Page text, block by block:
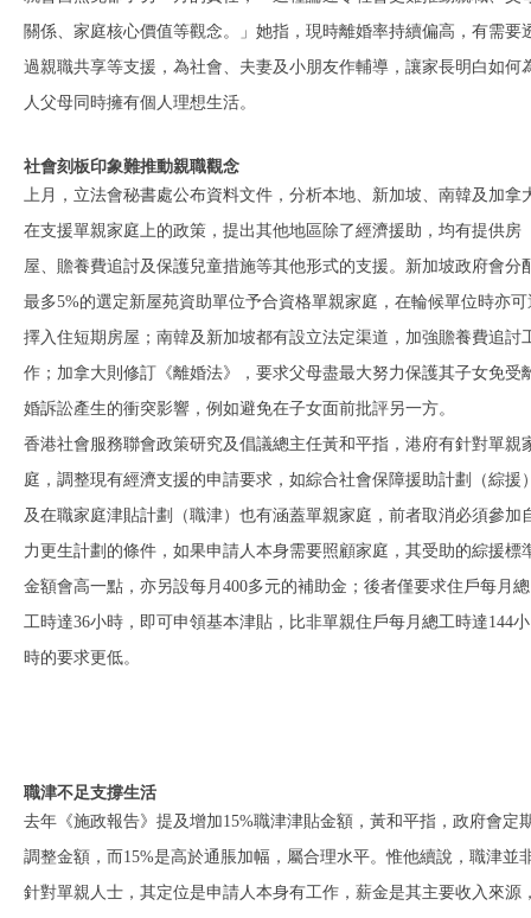
關係、家庭核心價值等觀念。」她指，現時離婚率持續偏高，有需要
過親職共享等支援，為社會、夫妻及小朋友作輔導，讓家長明白如何
人父母同時擁有個人理想生活。
社會刻板印象難推動親職觀念
上月，立法會秘書處公布資料文件，分析本地、新加坡、南韓及加拿
在支援單親家庭上的政策，提出其他地區除了經濟援助，均有提供房
屋、贍養費追討及保護兒童措施等其他形式的支援。新加坡政府會分
最多5%的選定新屋苑資助單位予合資格單親家庭，在輪候單位時亦可
擇入住短期房屋；南韓及新加坡都有設立法定渠道，加強贍養費追討
作；加拿大則修訂《離婚法》，要求父母盡最大努力保護其子女免受
婚訴訟產生的衝突影響，例如避免在子女面前批評另一方。
香港社會服務聯會政策研究及倡議總主任黃和平指，港府有針對單親
庭，調整現有經濟支援的申請要求，如綜合社會保障援助計劃（綜援
及在職家庭津貼計劃（職津）也有涵蓋單親家庭，前者取消必須參加
力更生計劃的條件，如果申請人本身需要照顧家庭，其受助的綜援標
金額會高一點，亦另設每月400多元的補助金；後者僅要求住戶每月總
工時達36小時，即可申領基本津貼，比非單親住戶每月總工時達144小
時的要求更低。
職津不足支撐生活
去年《施政報告》提及增加15%職津津貼金額，黃和平指，政府會定
調整金額，而15%是高於通脹加幅，屬合理水平。惟他續說，職津並
針對單親人士，其定位是申請人本身有工作，薪金是其主要收入來源